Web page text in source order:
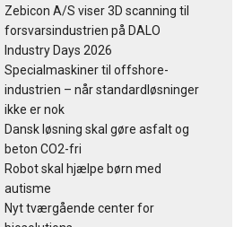
Zebicon A/S viser 3D scanning til
forsvarsindustrien på DALO
Industry Days 2026
Specialmaskiner til offshore-
industrien – når standardløsninger
ikke er nok
Dansk løsning skal gøre asfalt og
beton CO2-fri
Robot skal hjælpe børn med
autisme
Nyt tværgående center for